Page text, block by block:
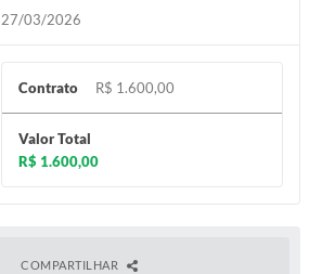
27/03/2026
Contrato
R$ 1.600,00
Valor Total
R$ 1.600,00
COMPARTILHAR